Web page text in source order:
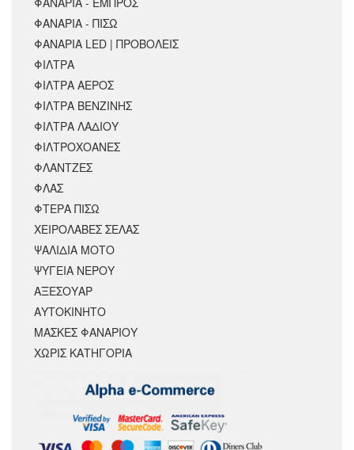
ΦΑΝΑΡΙΑ - ΠΙΣΩ
ΦΑΝΑΡΙΑ LED | ΠΡΟΒΟΛΕΙΣ
ΦΙΛΤΡΑ
ΦΙΛΤΡΑ ΑΕΡΟΣ
ΦΙΛΤΡΑ ΒΕΝΖΙΝΗΣ
ΦΙΛΤΡΑ ΛΑΔΙΟΥ
ΦΙΛΤΡΟΧΟΑΝΕΣ
ΦΛΑΝΤΖΕΣ
ΦΛΑΣ
ΦΤΕΡΑ ΠΙΣΩ
ΧΕΙΡΟΛΑΒΕΣ ΣΕΛΑΣ
ΨΑΛΙΔΙΑ ΜΟΤΟ
ΨΥΓΕΙΑ ΝΕΡΟΥ
ΑΞΕΣΟΥΆΡ
ΑΥΤΟΚΙΝΗΤΟ
ΜΑΣΚΕΣ ΦΑΝΑΡΙΟΥ
ΧΩΡΊΣ ΚΑΤΗΓΟΡΊΑ